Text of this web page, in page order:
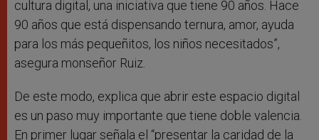
cultura digital, una iniciativa que tiene 90 años. Hace
90 años que está dispensando ternura, amor, ayuda
para los más pequeñitos, los niños necesitados”,
asegura monseñor Ruiz.
De este modo, explica que abrir este espacio digital
es un paso muy importante que tiene doble valencia.
En primer lugar señala el “presentar la caridad de la